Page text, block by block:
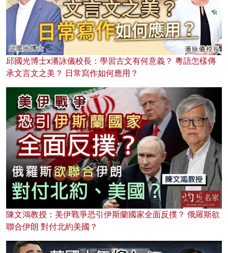
邱國光博士x潘詠儀校長：學習古文有何意義？ 粵語怎樣傳
承文言文之美？ 日常寫作如何應用？
陳文鴻教授：美伊戰爭恐引伊斯蘭國家全面反撲？ 俄羅斯欲
聯合伊朗 對付北約美國？